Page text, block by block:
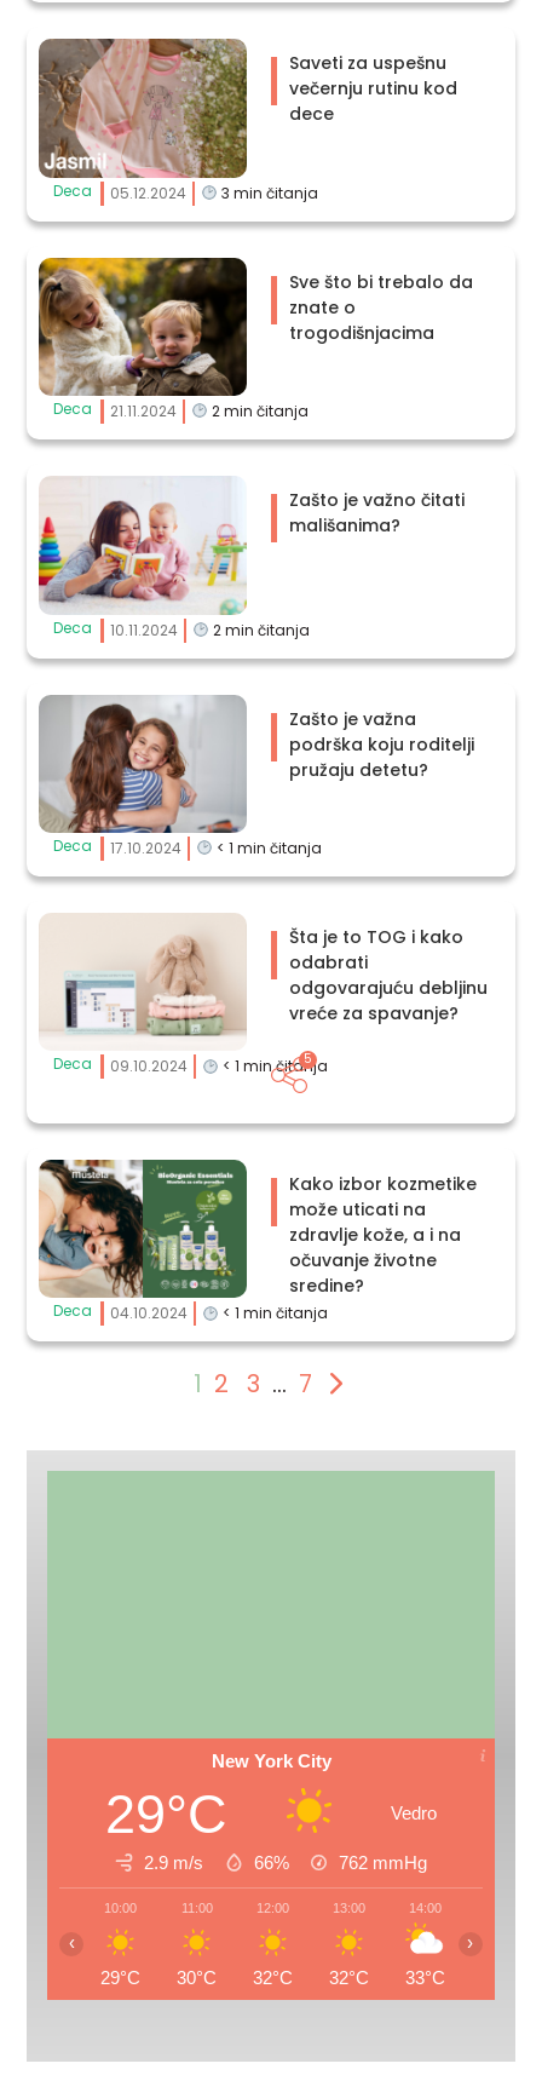
Deca 05.12.2024 3 min čitanja
Saveti za uspešnu
večernju rutinu kod
dece
Deca 21.11.2024 2min čitanja
Sve što bi trebalo da
znate o
trogodišnjacima
Deca 10.11.2024 2min čitanja
Zašto je važno čitati
mališanima?
Deca 17.10.2024 < 1 min čitanja
Zašto je važna
podrška koju roditelji
pružaju detetu?
Deca 09.10.2024 < 1 min čitanja
Šta je to TOG i kako
odabrati
odgovarajuću debljinu
vreće za spavanje?
5
Deca 04.10.2024 < 1 min čitanja
Kako izbor kozmetike
može uticati na
zdravlje kože, a i na
očuvanje životne
sredine?
1 2 3 … 7
New York City
29°C Vedro
2.9 m/s 66% 762 mmHg
10:00
29°C
11:00
30°C
12:00
32°C
13:00
32°C
14:00
33°C
‹ ›